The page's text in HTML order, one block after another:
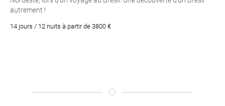
autrement !
14 jours / 12 nuits à partir de 3800 €